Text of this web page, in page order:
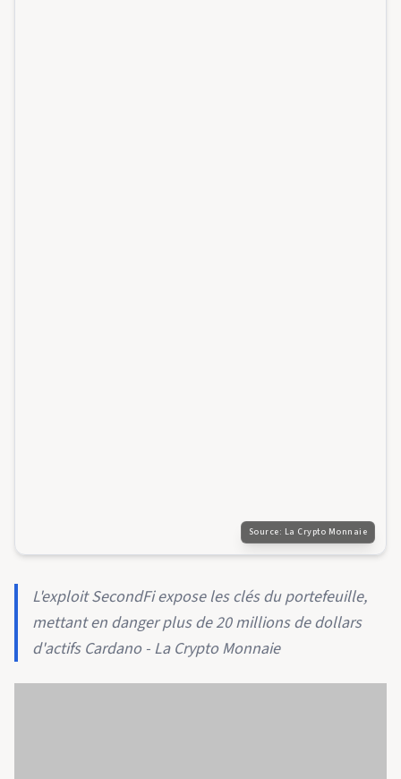
Source: La Crypto Monnaie
L'exploit SecondFi expose les clés du portefeuille,
mettant en danger plus de 20 millions de dollars
d'actifs Cardano - La Crypto Monnaie